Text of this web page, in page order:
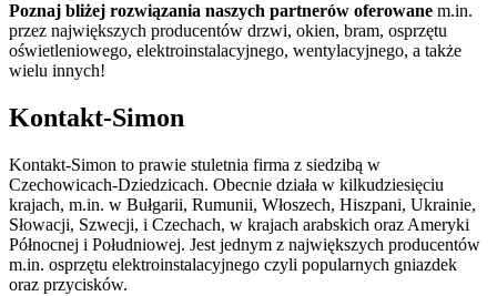
Poznaj bliżej rozwiązania naszych partnerów oferowane m.in.
przez największych producentów drzwi, okien, bram, osprzętu
oświetleniowego, elektroinstalacyjnego, wentylacyjnego, a także
wielu innych!
Kontakt-Simon
Kontakt-Simon to prawie stuletnia firma z siedzibą w
Czechowicach-Dziedzicach. Obecnie działa w kilkudziesięciu
krajach, m.in. w Bułgarii, Rumunii, Włoszech, Hiszpani, Ukrainie,
Słowacji, Szwecji, i Czechach, w krajach arabskich oraz Ameryki
Północnej i Południowej. Jest jednym z największych producentów
m.in. osprzętu elektroinstalacyjnego czyli popularnych gniazdek
oraz przycisków.